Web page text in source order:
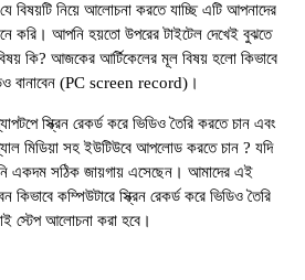
বিষয়টি নিয়ে আলোচনা করতে যাচ্ছি এটি আপনাদের
করি। আপনি হয়তো উপরের টাইটেল দেখেই বুঝতে
কি? আজকের আর্টিকেলের মূল বিষয় হলো কিভাবে
বানাবেন (PC screen record)।
স্ক্রিন রেকর্ড করে ভিডিও তৈরি করতে চান এবং
মিডিয়া সহ ইউটিউবে আপলোড করতে চান ? যদি
একদম সঠিক জায়গায় এসেছেন। আমাদের এই
কম্পিউটারে স্ক্রিন রেকর্ড করে ভিডিও তৈরি
স্টেপ আলোচনা করা হবে।